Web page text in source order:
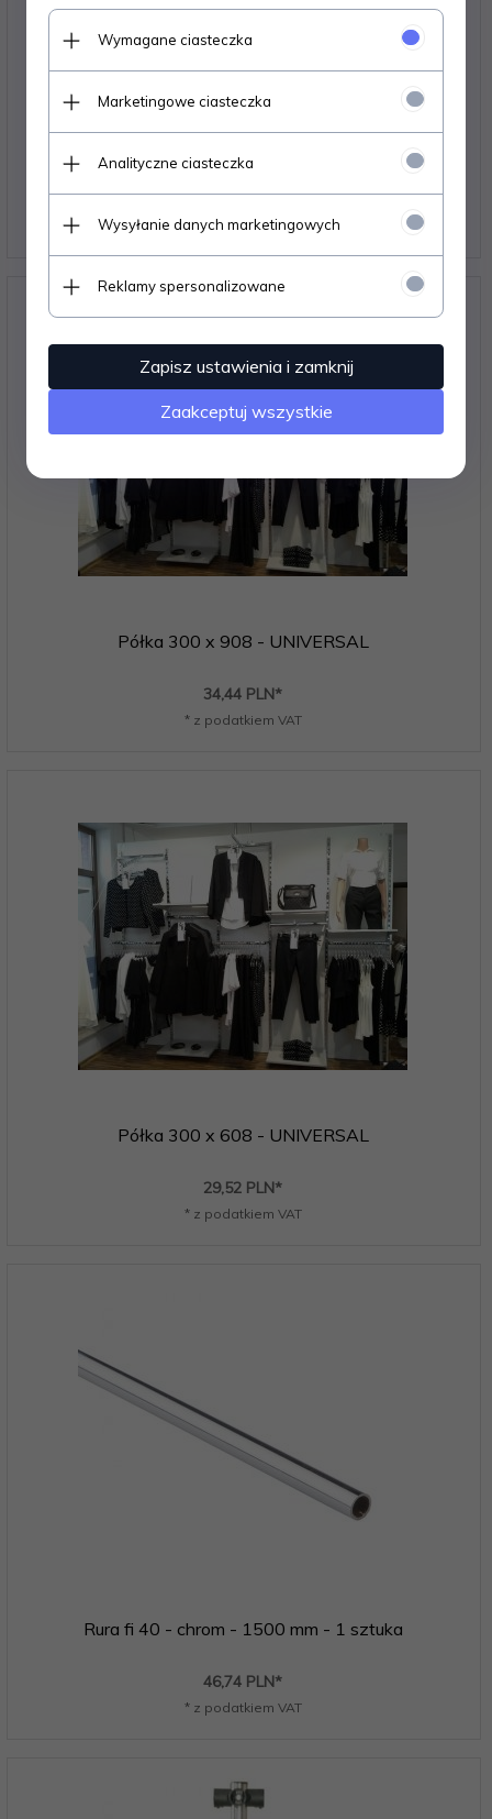
39,36 PLN*
* z podatkiem VAT
Półka 300 x 908 - UNIVERSAL
34,44 PLN*
* z podatkiem VAT
Półka 300 x 608 - UNIVERSAL
29,52 PLN*
* z podatkiem VAT
Rura fi 40 - chrom - 1500 mm - 1 sztuka
46,74 PLN*
* z podatkiem VAT
Wymagane ciasteczka
Marketingowe ciasteczka
Analityczne ciasteczka
Wysyłanie danych marketingowych
Reklamy spersonalizowane
Zapisz ustawienia i zamknij
Zaakceptuj wszystkie